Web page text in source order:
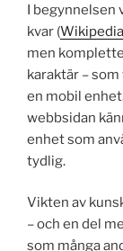
I begynnelsen
kvar (Wikipedia
men
karaktär –
en mobil
webbsidan
enhet som
tydlig.
Vikten av
– och en del
som många